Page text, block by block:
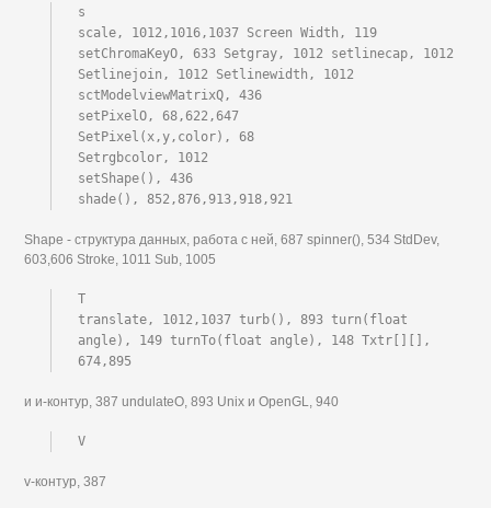
s
scale, 1012,1016,1037 Screen Width, 119
setChromaKeyO, 633 Setgray, 1012 setlinecap, 1012
Setlinejoin, 1012 Setlinewidth, 1012
sctModelviewMatrixQ, 436
setPixelO, 68,622,647
SetPixel(x,y,color), 68
Setrgbcolor, 1012
setShape(), 436
shade(), 852,876,913,918,921
Shape - структура данных, работа с ней, 687 spinner(), 534 StdDev,
603,606 Stroke, 1011 Sub, 1005
T
translate, 1012,1037 turb(), 893 turn(float
angle), 149 turnTo(float angle), 148 Txtr[][],
674,895
и и-контур, 387 undulateO, 893 Unix и OpenGL, 940
V
v-контур, 387